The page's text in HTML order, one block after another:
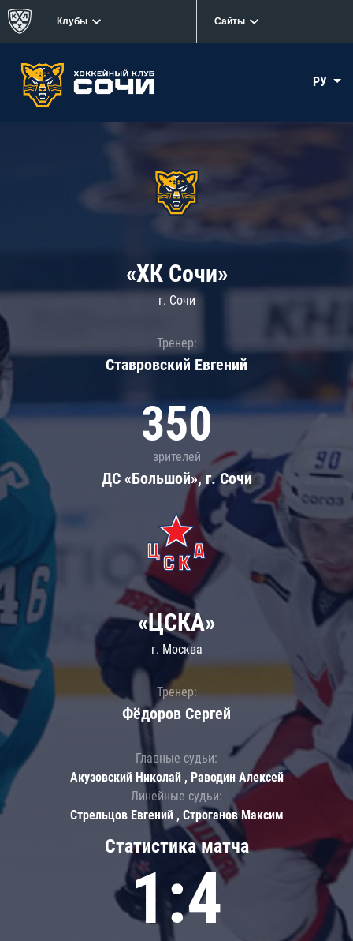
Клубы Сайты
РУ
«ХК Сочи»
г. Сочи
Тренер:
Ставровский Евгений
350
зрителей
ДС «Большой», г. Сочи
Статистика матча
1:4
«ЦСКА»
г. Москва
Тренер:
Фёдоров Сергей
Главные судьи:
Акузовский Николай , Раводин Алексей
Линейные судьи:
Стрельцов Евгений , Строганов Максим